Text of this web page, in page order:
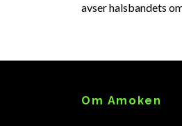
avser halsbandets
Om Amoken